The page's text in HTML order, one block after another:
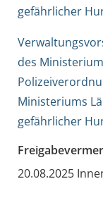
gefährlicher
des
Ministeriums
gefährlicher
20.08.2025